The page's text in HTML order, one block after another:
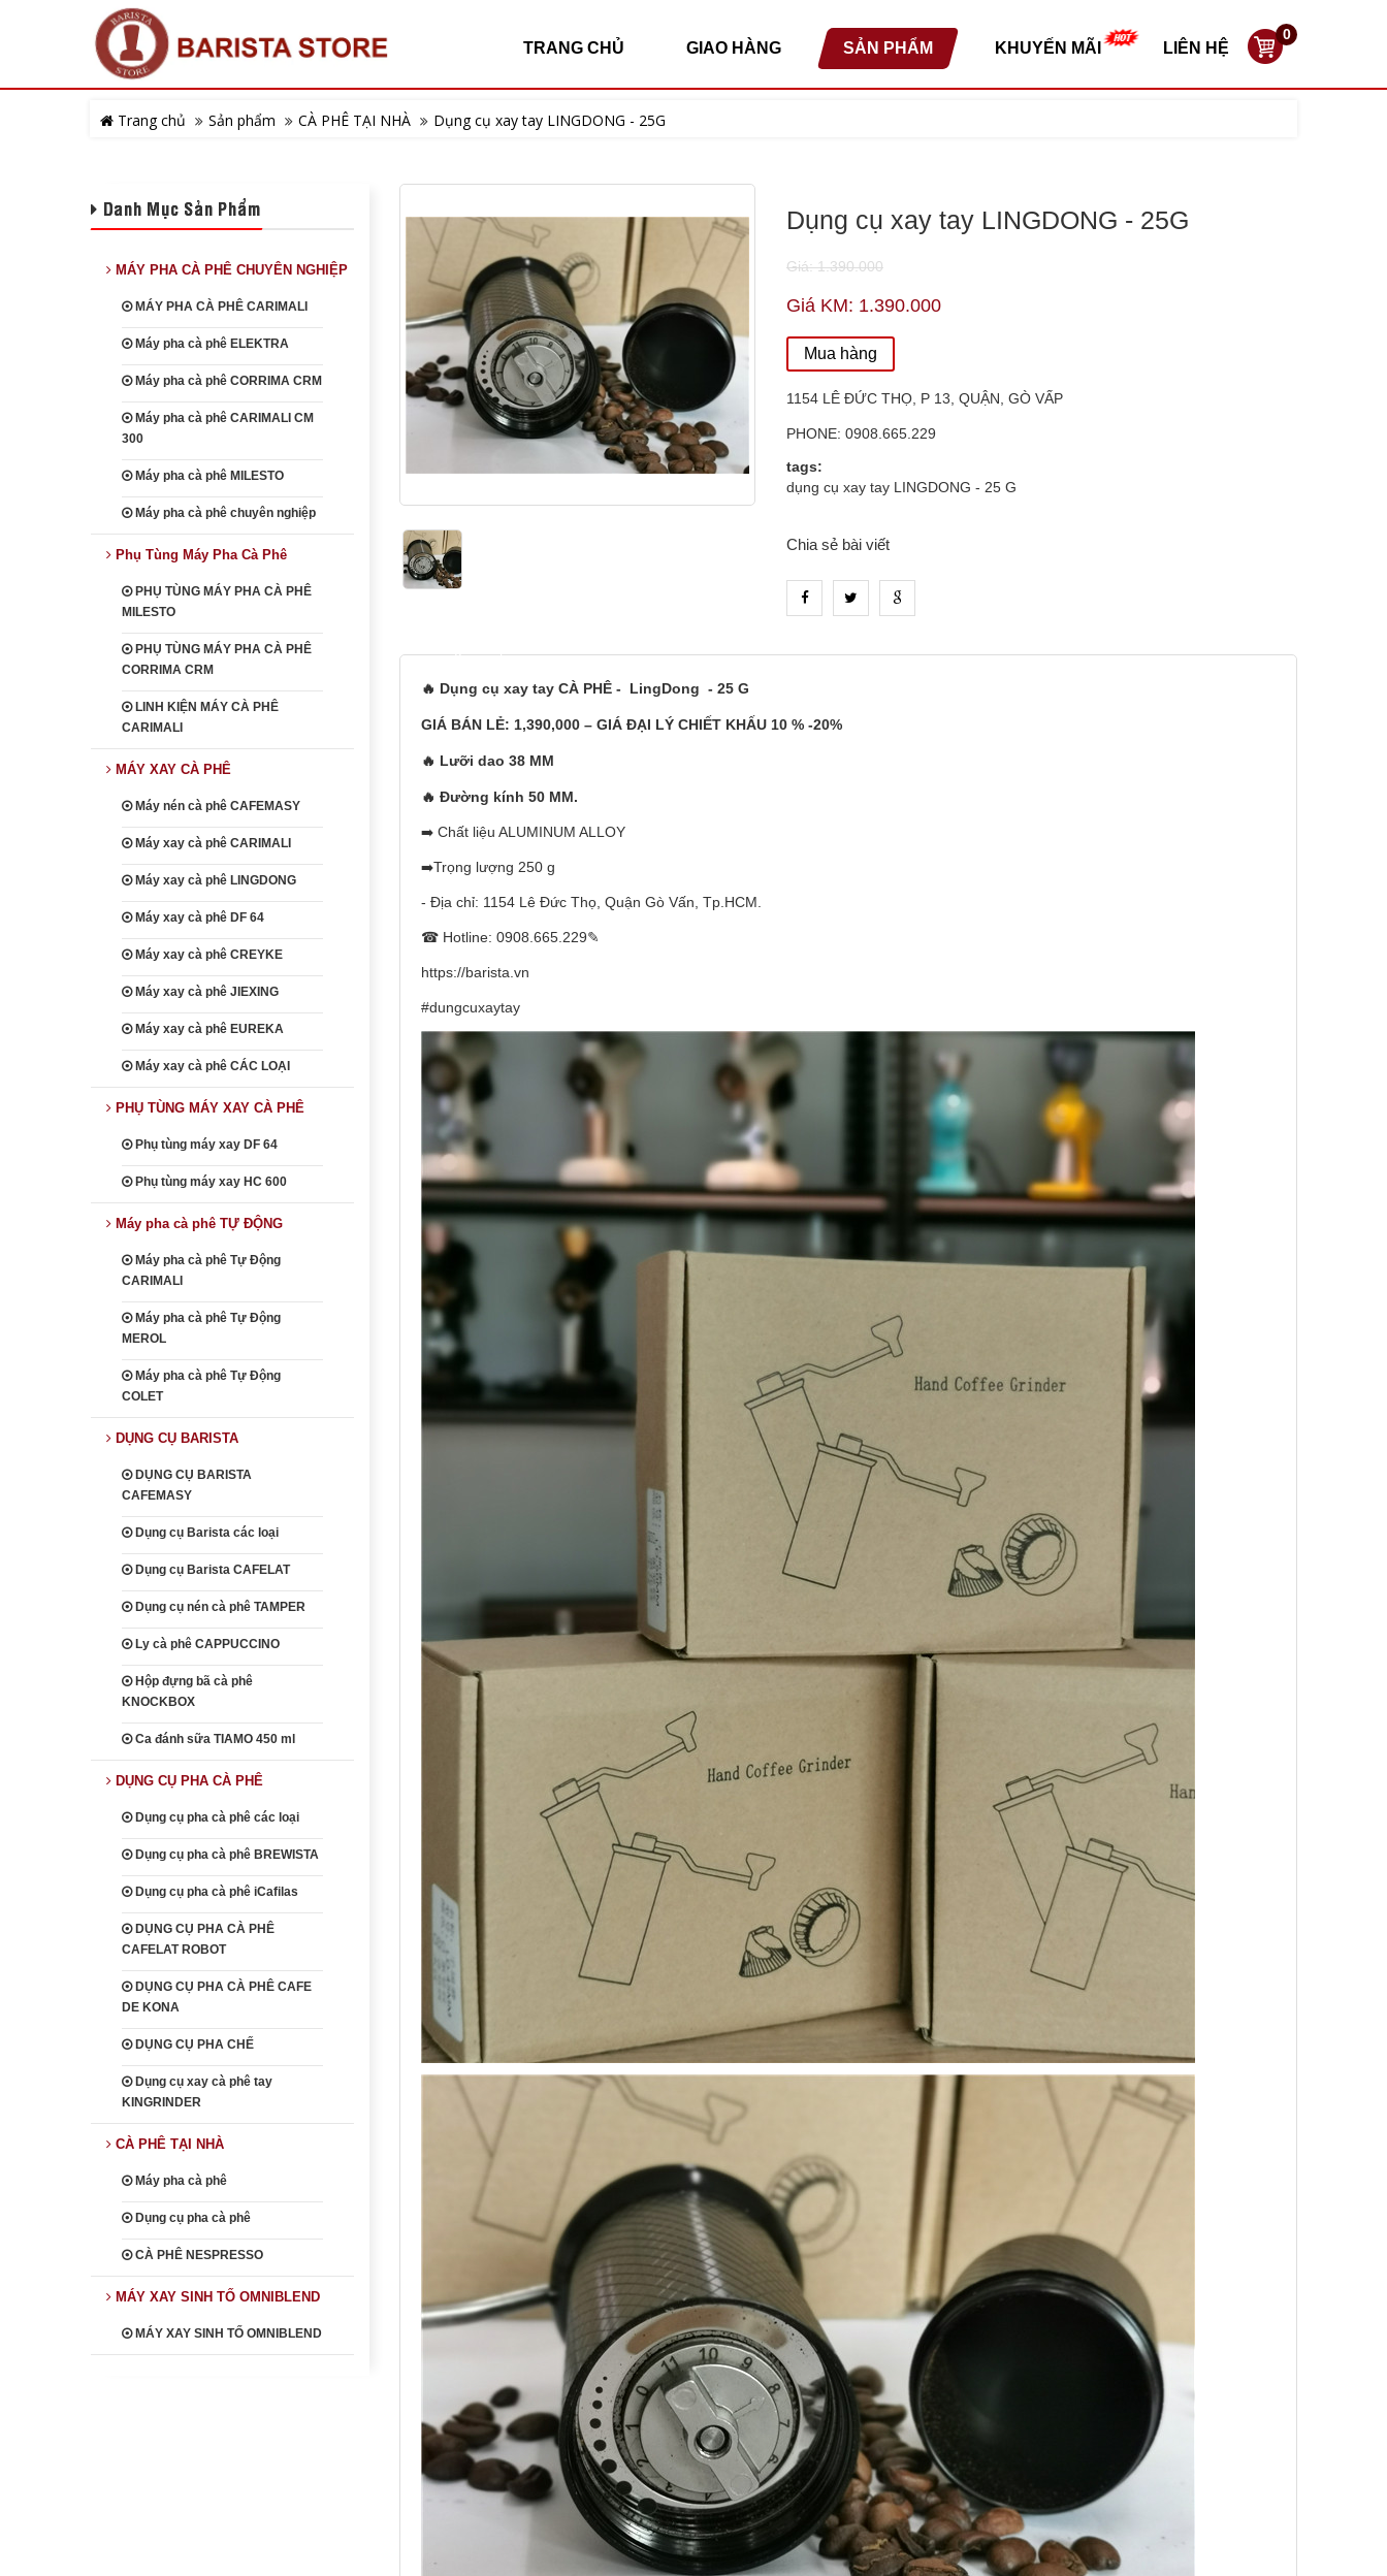
TRANG CHỦ GIAO HÀNG SẢN PHẨM KHUYẾN MÃI LIÊN HỆ
0
Trang chủ Sản phẩm CÀ PHÊ TẠI NHÀ Dụng cụ xay tay LINGDONG - 25G
Danh Mục Sản Phẩm
MÁY PHA CÀ PHÊ CHUYÊN NGHIỆP
MÁY PHA CÀ PHÊ CARIMALI
Máy pha cà phê ELEKTRA
Máy pha cà phê CORRIMA CRM
Máy pha cà phê CARIMALI CM
300
Máy pha cà phê MILESTO
Máy pha cà phê chuyên nghiệp
Phụ Tùng Máy Pha Cà Phê
PHỤ TÙNG MÁY PHA CÀ PHÊ
MILESTO
PHỤ TÙNG MÁY PHA CÀ PHÊ
CORRIMA CRM
LINH KIỆN MÁY CÀ PHÊ
CARIMALI
MÁY XAY CÀ PHÊ
Máy nén cà phê CAFEMASY
Máy xay cà phê CARIMALI
Máy xay cà phê LINGDONG
Máy xay cà phê DF 64
Máy xay cà phê CREYKE
Máy xay cà phê JIEXING
Máy xay cà phê EUREKA
Máy xay cà phê CÁC LOẠI
PHỤ TÙNG MÁY XAY CÀ PHÊ
Phụ tùng máy xay DF 64
Phụ tùng máy xay HC 600
Máy pha cà phê TỰ ĐỘNG
Máy pha cà phê Tự Động
CARIMALI
Máy pha cà phê Tự Động
MEROL
Máy pha cà phê Tự Động
COLET
DỤNG CỤ BARISTA
DỤNG CỤ BARISTA
CAFEMASY
Dụng cụ Barista các loại
Dụng cụ Barista CAFELAT
Dụng cụ nén cà phê TAMPER
Ly cà phê CAPPUCCINO
Hộp đựng bã cà phê
KNOCKBOX
Ca đánh sữa TIAMO 450 ml
DỤNG CỤ PHA CÀ PHÊ
Dụng cụ pha cà phê các loại
Dụng cụ pha cà phê BREWISTA
Dụng cụ pha cà phê iCafilas
DỤNG CỤ PHA CÀ PHÊ
CAFELAT ROBOT
DỤNG CỤ PHA CÀ PHÊ CAFE
DE KONA
DỤNG CỤ PHA CHẾ
Dụng cụ xay cà phê tay
KINGRINDER
CÀ PHÊ TẠI NHÀ
Máy pha cà phê
Dụng cụ pha cà phê
CÀ PHÊ NESPRESSO
MÁY XAY SINH TỐ OMNIBLEND
MÁY XAY SINH TỐ OMNIBLEND
Dụng cụ xay tay LINGDONG - 25G
Giá: 1.390.000
Giá KM: 1.390.000
Mua hàng
1154 LÊ ĐỨC THỌ, P 13, QUẬN, GÒ VẤP
PHONE: 0908.665.229
tags:
dụng cụ xay tay LINGDONG - 25 G
Chia sẻ bài viết
🔥 Dụng cụ xay tay CÀ PHÊ - LingDong - 25 G
GIÁ BÁN LẺ: 1,390,000 – GIÁ ĐẠI LÝ CHIẾT KHẤU 10 % -20%
🔥 Lưỡi dao 38 MM
🔥 Đường kính 50 MM.
➡️ Chất liệu ALUMINUM ALLOY
➡️Trọng lượng 250 g
- Địa chỉ: 1154 Lê Đức Thọ, Quận Gò Vấn, Tp.HCM.
☎ Hotline: 0908.665.229✎
https://barista.vn
#dungcuxaytay